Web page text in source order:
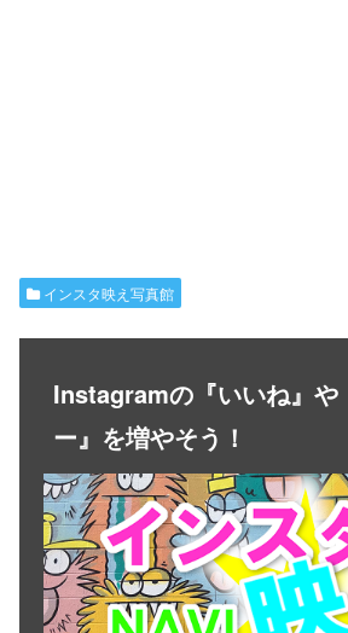
インスタ映え写真館
Instagramの『いいね』や
ー』を増やそう！